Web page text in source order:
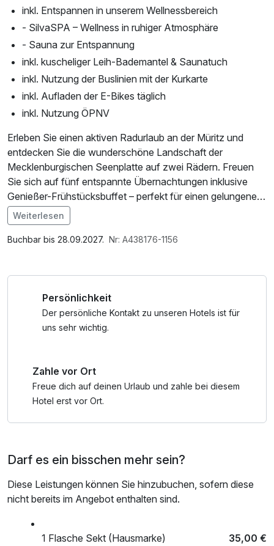
inkl. Entspannen in unserem Wellnessbereich
- SilvaSPA – Wellness in ruhiger Atmosphäre
- Sauna zur Entspannung
inkl. kuscheliger Leih-Bademantel & Saunatuch
inkl. Nutzung der Buslinien mit der Kurkarte
inkl. Aufladen der E-Bikes täglich
inkl. Nutzung ÖPNV
Erleben Sie einen aktiven Radurlaub an der Müritz und
entdecken Sie die wunderschöne Landschaft der
Mecklenburgischen Seenplatte auf zwei Rädern. Freuen
Sie sich auf fünf entspannte Übernachtungen inklusive
Genießer-Frühstücksbuffet – perfekt für einen gelungenen
Start in Ihre Tagestouren.
Mit Ihrer Radfahrerkarte für die Müritz und Umgebung
mit der Kurkarte bleiben Sie während Ihres Aufenthalts
flexibel und mobil.
Leih-Bademantel und Saunatuch stehen Ihnen dabei zur
Verfügung.
Eine perfekte Kombination aus Radfahren, Natur, Genuss
Im Angebot enthalten
Saunabenutzung, Leihbademantel, Nutzung des
Weiterlesen
Buchbar bis 28.09.2027. Nr: A438176-1156
Persönlichkeit
Der persönliche Kontakt zu unseren Hotels ist für
uns sehr wichtig.
Zahle vor Ort
Freue dich auf deinen Urlaub und zahle bei diesem
Hotel erst vor Ort.
Darf es ein bisschen mehr sein?
Diese Leistungen können Sie hinzubuchen, sofern diese
nicht bereits im Angebot enthalten sind.
1 Flasche Sekt (Hausmarke) 35,00 €